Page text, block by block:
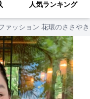
人気ランキング
ァッション 花環のささや